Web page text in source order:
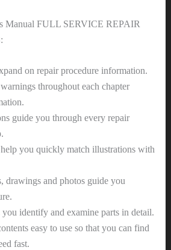
Manual FULL SERVICE REPAIR
on repair procedure information.
throughout each chapter
guide you through every repair
you quickly match illustrations with
drawings and photos guide you
identify and examine parts in detail.
easy to use so that you can find
fast.